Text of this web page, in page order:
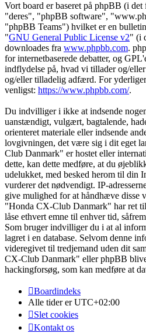
Vort board er baseret på phpBB (i
"deres", "phpBB software",
"phpBB Teams") hvilket er en
"GNU General Public License v2" (i
downloades fra www.phpbb.com.
for internetbaserede debatter, og
indflydelse på, hvad vi tillader og/
og/eller tilladelig adfærd. For
venligst: https://www.phpbb.com/.
Du indvilliger i ikke at indsende
uanstændigt, vulgært, bagtalende,
orienteret materiale eller indsende
lovgivningen, det være sig i dit eget
Club Danmark" er hostet eller
dette, kan dette medføre, at du
udelukket, med besked herom til din
vurderer det nødvendigt. IP-
give mulighed for at håndhæve disse
"Honda CX-Club Danmark" har ret
låse ethvert emne til enhver tid,
Som bruger indvilliger du i at al
lagret i en database. Selvom denne
videregivet til tredjemand uden dit
CX-Club Danmark" eller phpBB
hackingforsøg, som kan medføre at
Boardindeks
Alle tider erUTC+02:00
Slet cookies
Kontakt os